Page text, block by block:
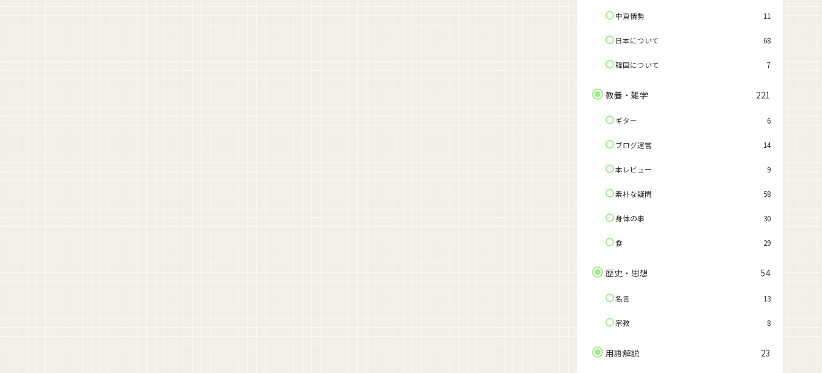
中東情勢 11
日本について 68
韓国について 7
教養・雑学 221
ギター 6
ブログ運営 14
本レビュー 9
素朴な疑問 58
身体の事 30
食 29
歴史・思想 54
名言 13
宗教 8
用語解説 23